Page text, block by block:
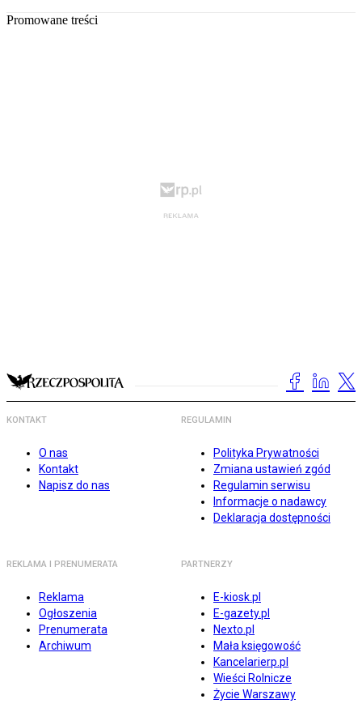
Promowane treści
KONTAKT
O nas
Kontakt
Napisz do nas
REGULAMIN
Polityka Prywatności
Zmiana ustawień zgód
Regulamin serwisu
Informacje o nadawcy
Deklaracja dostępności
REKLAMA I PRENUMERATA
Reklama
Ogłoszenia
Prenumerata
Archiwum
PARTNERZY
E-kiosk.pl
E-gazety.pl
Nexto.pl
Mała księgowość
Kancelarierp.pl
Wieści Rolnicze
Życie Warszawy